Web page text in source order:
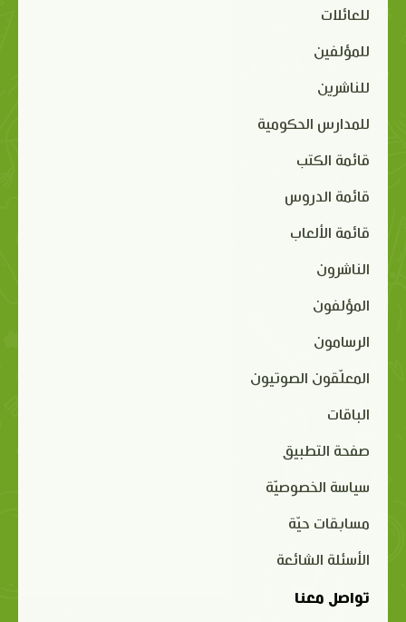
للعائلات
للمؤلفين
للناشرين
للمدارس الحكومية
قائمة الكتب
قائمة الدروس
قائمة الألعاب
الناشرون
المؤلفون
الرسامون
المعلّقون الصوتيون
الباقات
صفحة التطبيق
سياسة الخصوصيّة
مسابقات حيّة
الأسئلة الشائعة
تواصل معنا